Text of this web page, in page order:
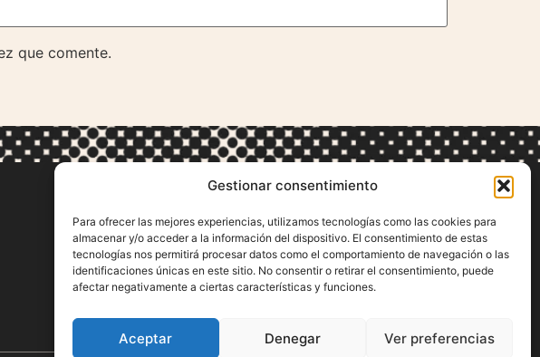
Gestionar consentimiento
Para ofrecer las mejores experiencias, utilizamos tecnologías como las cookies para
almacenar y/o acceder a la información del dispositivo. El consentimiento de estas
tecnologías nos permitirá procesar datos como el comportamiento de navegación o las
identificaciones únicas en este sitio. No consentir o retirar el consentimiento, puede
afectar negativamente a ciertas características y funciones.
Aceptar Denegar Ver preferencias
que comente.
SÍGUENOS